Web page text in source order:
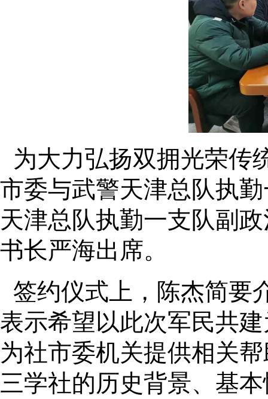
为大力弘扬双拥光荣传
市委与武警天津总队执
天津总队执勤一支队副
书长严海出席。
签约仪式上，陈杰简要
表示希望以此次军民共
为社市委机关提供相关
三学社的历史背景、基